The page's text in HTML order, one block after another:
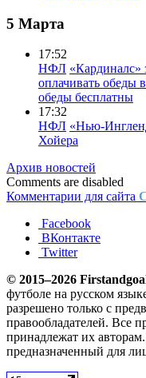
5 Марта
17:52
НФЛ «Кардиналс»
оплачивать обеды
обеды бесплатны
17:32
НФЛ «Нью-
Хойера
Архив новостей
Comments are disabled
Комментарии для сайта
Facebook
ВКонтакте
Twitter
© 2015–2026
футболе на русском
разрешено только с
правообладателей. Все
принадлежат их
предназначенный для